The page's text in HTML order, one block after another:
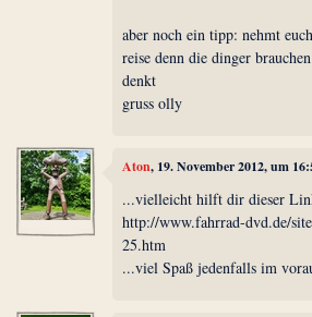
aber noch ein tipp: nehmt
reise denn die dinger
denkt
gruss olly
Aton, 19. November 2012, um
...vielleicht hilft dir dieser
http://www.fahrrad-dvd.de/
25.htm
...viel Spaß jedenfalls im